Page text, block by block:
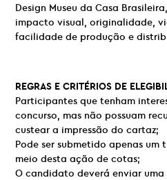
Design Museu da Casa
impacto visual, originalidade,
facilidade de produção e
REGRAS E CRITÉRIOS DE
Participantes que tenham
concurso, mas não possuam
custear a impressão do cartaz;
Pode ser submetido apenas
meio desta ação de cotas;
O candidato deverá enviar